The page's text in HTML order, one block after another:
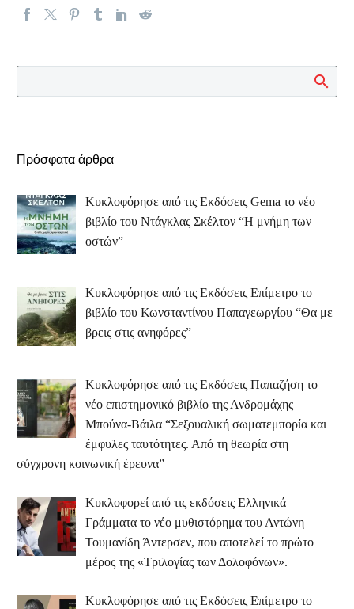
Πρόσφατα άρθρα
Κυκλοφόρησε από τις Εκδόσεις Gema το νέο
βιβλίο του Ντάγκλας Σκέλτον “Η μνήμη των
οστών”
Κυκλοφόρησε από τις Εκδόσεις Επίμετρο το
βιβλίο του Κωνσταντίνου Παπαγεωργίου “Θα με
βρεις στις ανηφόρες”
Κυκλοφόρησε από τις Εκδόσεις Παπαζήση το
νέο επιστημονικό βιβλίο της Ανδρομάχης
Μπούνα-Βάιλα “Σεξουαλική σωματεμπορία και
έμφυλες ταυτότητες. Από τη θεωρία στη
σύγχρονη κοινωνική έρευνα”
Κυκλοφορεί από τις εκδόσεις Ελληνικά
Γράμματα το νέο μυθιστόρημα του Αντώνη
Τουμανίδη Άντερσεν, που αποτελεί το πρώτο
μέρος της «Τριλογίας των Δολοφόνων».
Κυκλοφόρησε από τις Εκδόσεις Επίμετρο το